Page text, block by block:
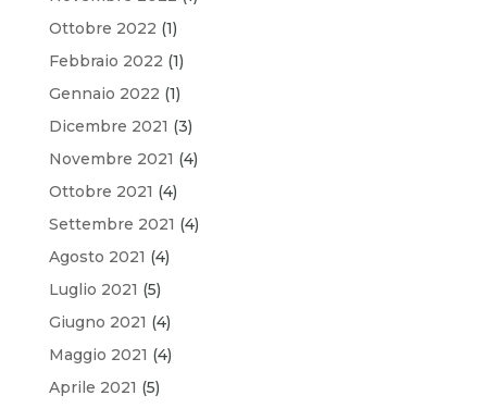
Ottobre 2022 (1)
Febbraio 2022 (1)
Gennaio 2022 (1)
Dicembre 2021 (3)
Novembre 2021 (4)
Ottobre 2021 (4)
Settembre 2021 (4)
Agosto 2021 (4)
Luglio 2021 (5)
Giugno 2021 (4)
Maggio 2021 (4)
Aprile 2021 (5)